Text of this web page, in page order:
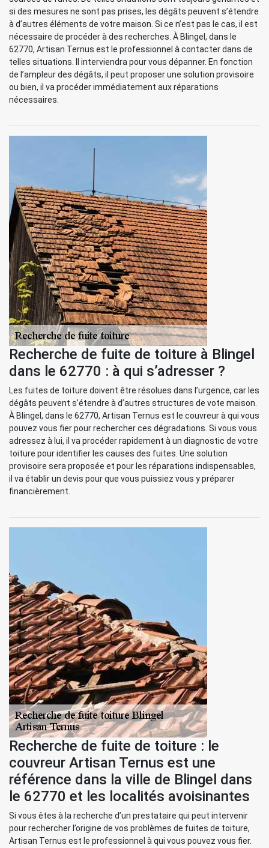
si des mesures ne sont pas prises, les dégâts peuvent s’étendre
à d’autres éléments de votre maison. Si ce n’est pas le cas, il est
nécessaire de procéder à des recherches. À Blingel, dans le
62770, Artisan Ternus est le professionnel à contacter dans de
telles situations. Il interviendra pour vous dépanner. En fonction
de l’ampleur des dégâts, il peut proposer une solution provisoire
ou bien, il va procéder immédiatement aux réparations
nécessaires.
Recherche de fuite de toiture à Blingel
dans le 62770 : à qui s’adresser ?
Les fuites de toiture doivent être résolues dans l’urgence, car les
dégâts peuvent s’étendre à d’autres structures de vote maison.
À Blingel, dans le 62770, Artisan Ternus est le couvreur à qui vous
pouvez vous fier pour rechercher ces dégradations. Si vous vous
adressez à lui, il va procéder rapidement à un diagnostic de votre
toiture pour identifier les causes des fuites. Une solution
provisoire sera proposée et pour les réparations indispensables,
il va établir un devis pour que vous puissiez vous y préparer
financièrement.
Recherche de fuite de toiture : le
couvreur Artisan Ternus est une
référence dans la ville de Blingel dans
le 62770 et les localités avoisinantes
Si vous êtes à la recherche d’un prestataire qui peut intervenir
pour rechercher l’origine de vos problèmes de fuites de toiture,
Artisan Ternus est le professionnel à qui vous pouvez vous fier.